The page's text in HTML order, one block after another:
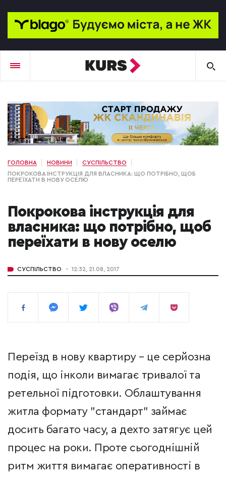
ГОЛОВНА НОВИНИ
СУСПІЛЬСТВО
ПОКРОКОВА ІНСТРУКЦІЯ ДЛЯ ВЛАСНИКА: ЩО ПОТРІБНО, ЩОБ
ПЕРЕЇХАТИ В НОВУ ОСЕЛЮ
Покрокова інструкція для
власника: що потрібно, щоб
переїхати в нову оселю
СУСПІЛЬСТВО 12:32, 21.08, 2017
Переїзд в нову квартиру – це серйозна
подія, що інколи вимагає тривалої та
ретельної підготовки. Облаштування
житла формату "стандарт" займає
досить багато часу, а дехто затягує цей
процес на роки. Проте сьогоднішній
ритм життя вимагає оперативності в